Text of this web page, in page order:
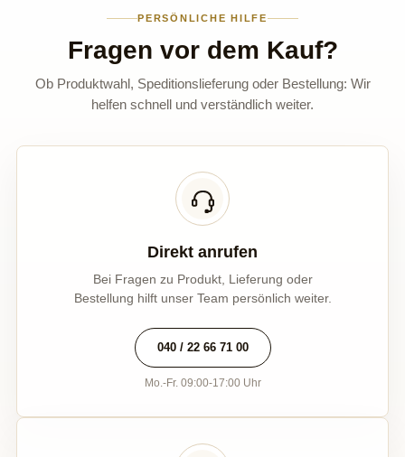
PERSÖNLICHE HILFE
Fragen vor dem Kauf?
Ob Produktwahl, Speditionslieferung oder Bestellung: Wir
helfen schnell und verständlich weiter.
Direkt anrufen
Bei Fragen zu Produkt, Lieferung oder
Bestellung hilft unser Team persönlich weiter.
040 / 22 66 71 00
Mo.-Fr. 09:00-17:00 Uhr